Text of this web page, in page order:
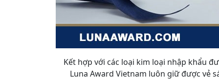
Kết hợp với các loại kim loại nhập khẩu
Luna Award Vietnam luôn giữ được vẻ